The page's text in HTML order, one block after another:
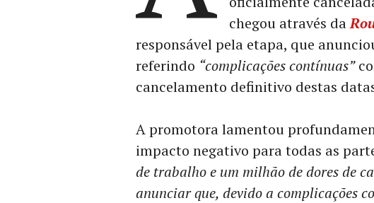
chegou através da
responsável pela etapa, que
referindo “complicações contínuas”
cancelamento definitivo destas
A promotora lamentou
impacto negativo para todas as
de trabalho e um milhão de dores de
anunciar que, devido a complicações